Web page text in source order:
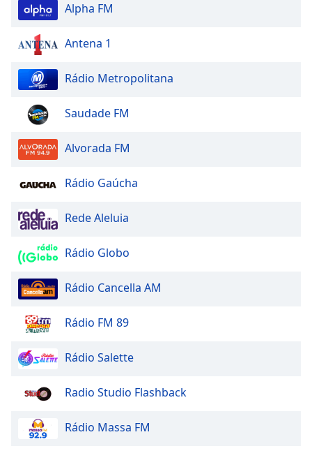
Alpha FM
Antena 1
Rádio Metropolitana
Saudade FM
Alvorada FM
Rádio Gaúcha
Rede Aleluia
Rádio Globo
Rádio Cancella AM
Rádio FM 89
Rádio Salette
Radio Studio Flashback
Rádio Massa FM